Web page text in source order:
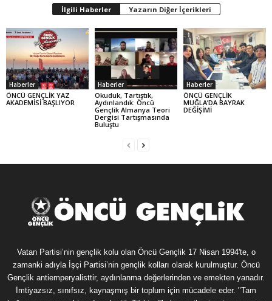
İlgili Haberler Yazarın Diğer İçerikleri
Haberler
ÖNCÜ GENÇLİK YAZ
AKADEMİSİ BAŞLIYOR
Haberler
Okuduk, Tartıştık,
Aydınlandık: Öncü
Gençlik Almanya Teori
Dergisi Tartışmasında
Buluştu
Haberler
ÖNCÜ GENÇLİK
MUĞLA’DA BAYRAK
DEĞİŞİMİ
Vatan Partisi’nin gençlik kolu olan Öncü Gençlik 17 Nisan 1994'te, o
zamanki adıyla İşçi Partisi’nin gençlik kolları olarak kurulmuştur. Öncü
Gençlik antiemperyalisttir, aydınlanma değerlerinden ve emekten yanadır.
İmtiyazsız, sınıfsız, kaynaşmış bir toplum için mücadele eder. "Tam